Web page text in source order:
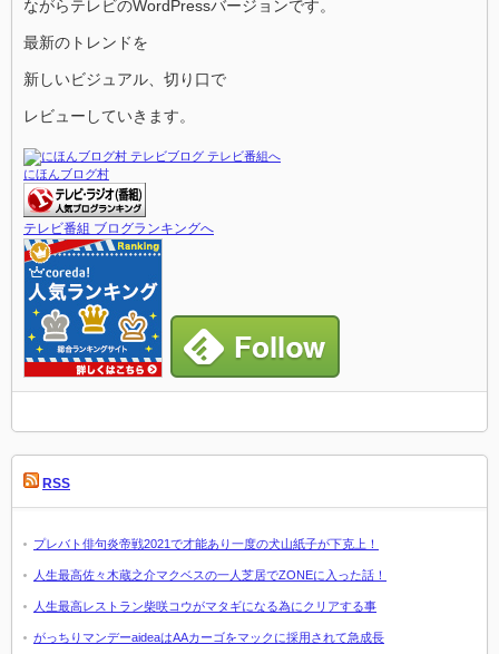
ながらテレビのWordPressバージョンです。
最新のトレンドを
新しいビジュアル、切り口で
レビューしていきます。
にほんブログ村
テレビ番組 ブログランキングへ
RSS
プレバト俳句炎帝戦2021で才能あり一度の犬山紙子が下克上！
人生最高佐々木蔵之介マクベスの一人芝居でZONEに入った話！
人生最高レストラン柴咲コウがマタギになる為にクリアする事
がっちりマンデーaideaはAAカーゴをマックに採用されて急成長